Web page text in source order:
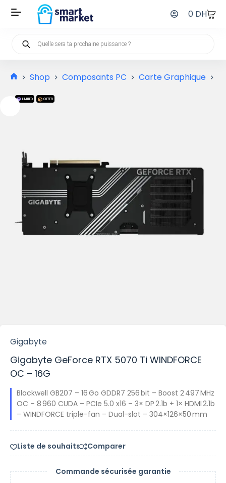
0 DH
Shop Composants PC Carte Graphique
LIMITED OFFER
Gigabyte
Gigabyte GeForce RTX 5070 Ti WINDFORCE
OC – 16G
Blackwell GB207 – 16 Go GDDR7 256 bit – Boost 2 497 MHz
OC – 8 960 CUDA – PCIe 5.0 x16 – 3× DP 2.1b + 1× HDMI 2.1b
– WINDFORCE triple-fan – Dual-slot – 304×126×50 mm
Liste de souhaits Comparer
Commande sécurisée garantie